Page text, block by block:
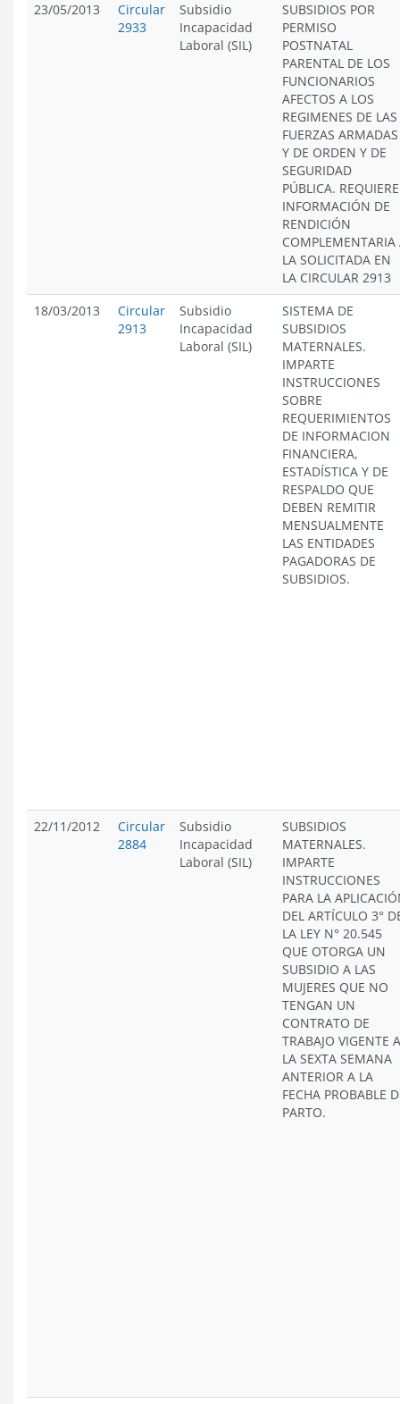
23/05/2013
Circular
2933
Subsidio
Incapacidad
Laboral (SIL)
SUBSIDIOS POR
PERMISO
POSTNATAL
PARENTAL DE LOS
FUNCIONARIOS
AFECTOS A LOS
REGIMENES DE LAS
FUERZAS ARMADAS
Y DE ORDEN Y DE
SEGURIDAD
PÚBLICA. REQUIERE
INFORMACIÓN DE
RENDICIÓN
COMPLEMENTARIA
LA SOLICITADA EN
LA CIRCULAR 2913
18/03/2013
Circular
2913
Subsidio
Incapacidad
Laboral (SIL)
SISTEMA DE
SUBSIDIOS
MATERNALES.
IMPARTE
INSTRUCCIONES
SOBRE
REQUERIMIENTOS
DE INFORMACION
FINANCIERA,
ESTADÍSTICA Y DE
RESPALDO QUE
DEBEN REMITIR
MENSUALMENTE
LAS ENTIDADES
PAGADORAS DE
SUBSIDIOS.
22/11/2012
Circular
2884
Subsidio
Incapacidad
Laboral (SIL)
SUBSIDIOS
MATERNALES.
IMPARTE
INSTRUCCIONES
PARA LA
DEL ARTÍCULO 3°
LA LEY N° 20.545
QUE OTORGA UN
SUBSIDIO A LAS
MUJERES QUE NO
TENGAN UN
CONTRATO DE
TRABAJO VIGENTE A
LA SEXTA SEMANA
ANTERIOR A LA
FECHA PROBABLE
PARTO.